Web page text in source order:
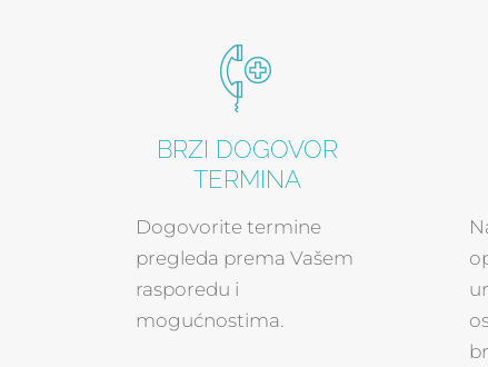
BRZI DOGOVOR
TERMINA
Dogovorite termine
pregleda prema Vašem
rasporedu i
mogućnostima.